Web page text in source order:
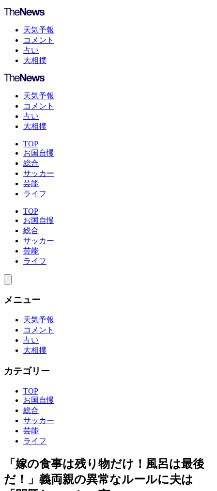
天気予報
コメント
占い
大相撲
天気予報
コメント
占い
大相撲
TOP
お国自慢
総合
サッカー
芸能
ライフ
TOP
お国自慢
総合
サッカー
芸能
ライフ
メニュー
天気予報
コメント
占い
大相撲
カテゴリー
TOP
お国自慢
総合
サッカー
芸能
ライフ
「嫁の食事は残り物だけ！風呂は最後
だ！」義両親の異常なルールに夫は